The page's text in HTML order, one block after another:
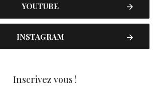
YOUTUBE
INSTAGRAM
Inscrivez vous !